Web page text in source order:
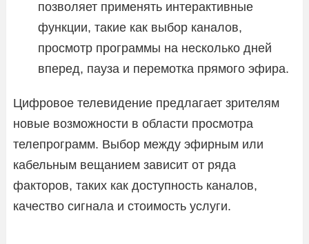
позволяет применять интерактивные
функции, такие как выбор каналов,
просмотр программы на несколько дней
вперед, пауза и перемотка прямого эфира.
Цифровое телевидение предлагает зрителям
новые возможности в области просмотра
телепрограмм. Выбор между эфирным или
кабельным вещанием зависит от ряда
факторов, таких как доступность каналов,
качество сигнала и стоимость услуги.